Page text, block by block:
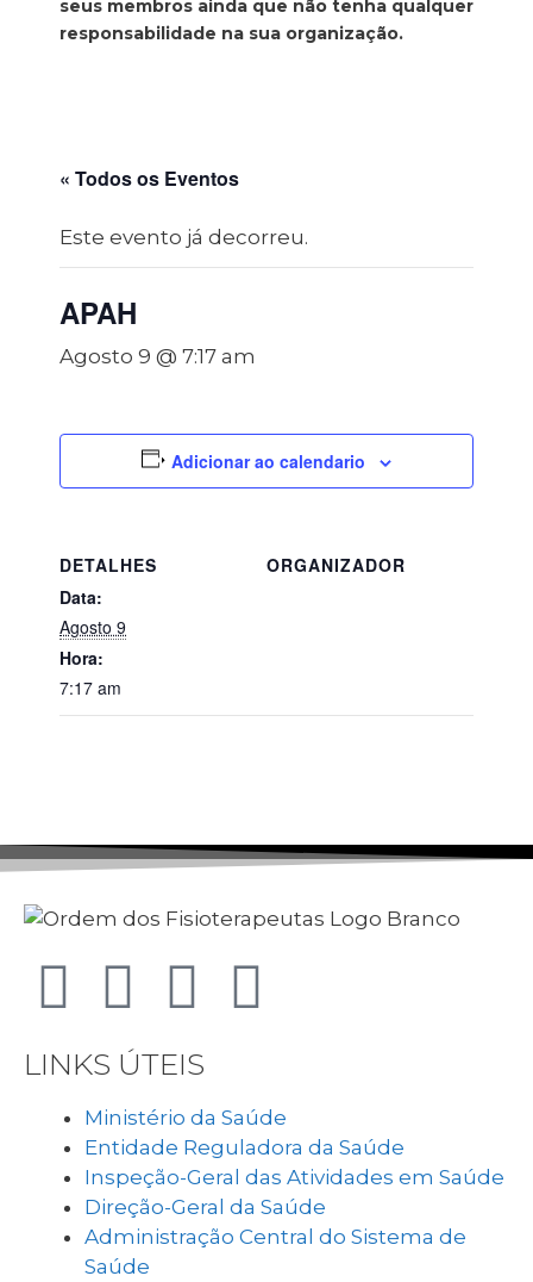
seus membros ainda que não tenha qualquer
responsabilidade na sua organização.
« Todos os Eventos
Este evento já decorreu.
APAH
Agosto 9 @ 7:17 am
Adicionar ao calendario
DETALHES
Data:
Agosto 9
Hora:
7:17 am
ORGANIZADOR
LINKS ÚTEIS
Ministério da Saúde
Entidade Reguladora da Saúde
Inspeção-Geral das Atividades em Saúde
Direção-Geral da Saúde
Administração Central do Sistema de
Saúde